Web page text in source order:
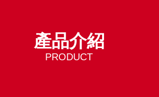
產品介紹
PRODUCT